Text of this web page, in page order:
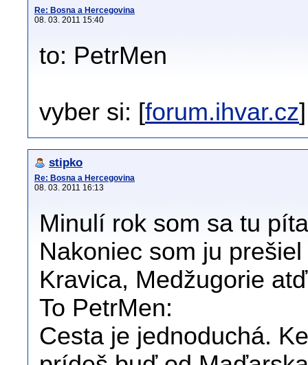
Re: Bosna a Hercegovina
08. 03. 2011 15:40
to: PetrMen
vyber si: [forum.ihvar.cz]
stipko
Re: Bosna a Hercegovina
08. 03. 2011 16:13
Minulí rok som sa tu
Nakoniec som ju
Kravica, Medžugorie
To PetrMen:
Cesta je jednoduchá.